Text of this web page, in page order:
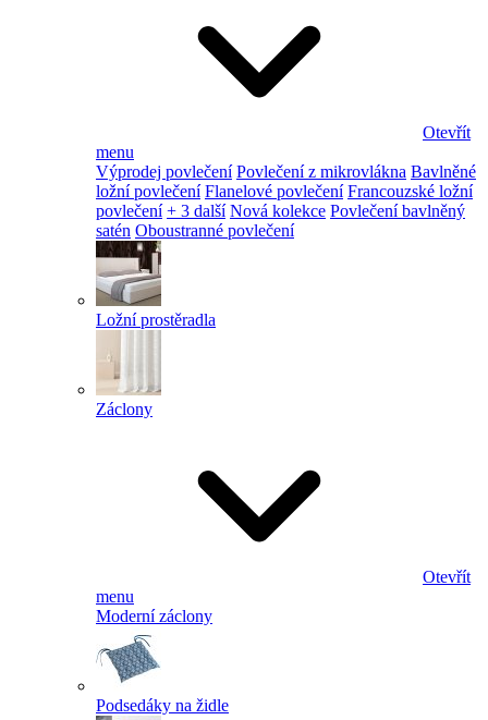
Otevřít
menu
Výprodej povlečení Povlečení z mikrovlákna Bavlněné
ložní povlečení Flanelové povlečení Francouzské ložní
povlečení + 3 další Nová kolekce Povlečení bavlněný
satén Oboustranné povlečení
Ložní prostěradla
Záclony
Otevřít
menu
Moderní záclony
Podsedáky na židle